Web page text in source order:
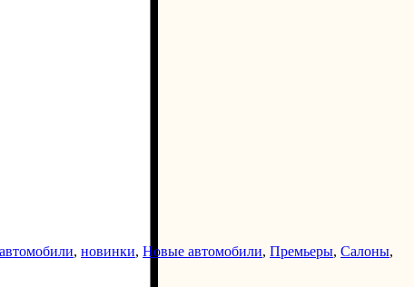
, новинки, Новые автомобили, Премьеры, Салоны,